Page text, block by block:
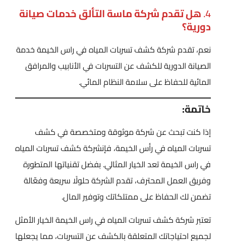
4. هل تقدم شركة ماسة التألق خدمات صيانة
دورية؟
نعم، تقدم شركة كشف تسربات المياه في راس الخيمة خدمة
الصيانة الدورية للكشف عن التسربات في الأنابيب والمرافق
المائية للحفاظ على سلامة النظام المائي.
خاتمة:
إذا كنت تبحث عن شركة موثوقة ومتخصصة في كشف
تسربات المياه في رأس الخيمة، فإنشركة كشف تسربات المياه
في راس الخيمة تعد الخيار المثالي. بفضل تقنياتها المتطورة
وفريق العمل المحترف، تقدم الشركة حلولًا سريعة وفعّالة
تضمن لك الحفاظ على ممتلكاتك وتوفير المال.
تعتبر شركة كشف تسربات المياه في راس الخيمة الخيار الأمثل
لجميع احتياجاتك المتعلقة بالكشف عن التسربات، مما يجعلها